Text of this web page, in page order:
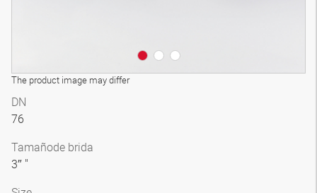
The product image may differ
DN
76
Tamañode brida
3″ "